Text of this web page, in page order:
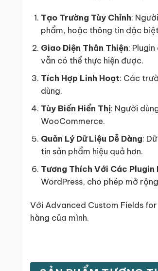
Tạo Trường Tùy Chỉnh:
phẩm, hoặc thông tin đặc
Giao Diện Thân Thiện:
vẫn có thể thực hiện được.
Tích Hợp Linh Hoạt: Các
dùng.
Tùy Biến Hiển Thị: Người
WooCommerce.
Quản Lý Dữ Liệu Dễ Dàng:
tin sản phẩm hiệu quả hơn.
Tương Thích Với Các Plugin
WordPress, cho phép mở
Với Advanced Custom Fields
hàng của mình.